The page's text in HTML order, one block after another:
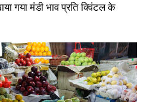
गया मंडी भाव प्रति क्विंटल के